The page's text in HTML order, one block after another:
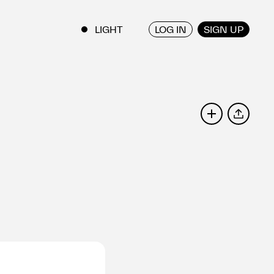
LOG IN SIGN UP
ENGLISH / JAPANESE